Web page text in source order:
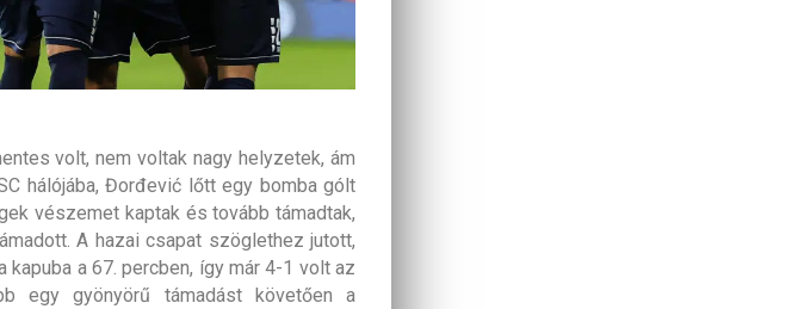
volt, nem voltak nagy helyzetek, ám
hálójába, Đorđević lőtt egy bomba gólt
vészemet kaptak és tovább támadtak,
A hazai csapat szöglethez jutott,
a 67. percben, így már 4-1 volt az
egy gyönyörű támadást követően a